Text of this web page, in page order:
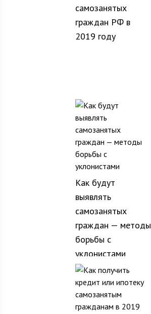
самозанятых
граждан РФ в
2019 году
Как будут
выявлять
самозанятых
граждан — методы
борьбы с
уклонистами